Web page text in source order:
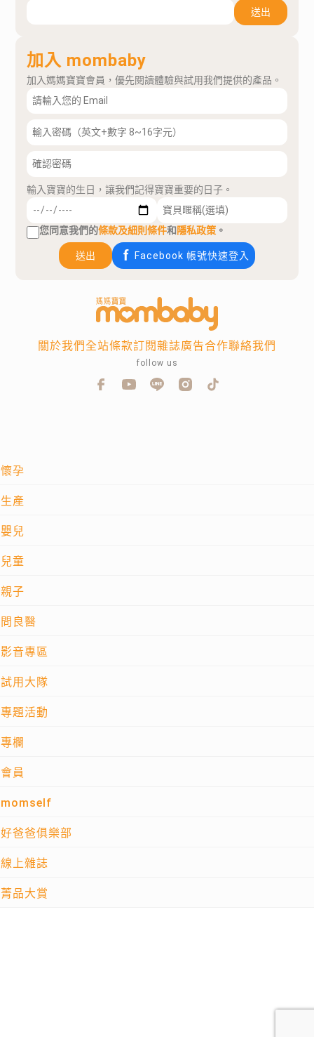
送出
加入 mombaby
加入媽媽寶寶會員，優先閱讀體驗與試用我們提供的產品。
輸入寶寶的生日，讓我們記得寶寶重要的日子。
您同意我們的條款及細則條件和隱私政策 。
送出 Facebook 帳號快速登入
懷孕
生產
嬰兒
兒童
親子
問良醫
影音專區
試用大隊
專題活動
專欄
會員
momself
好爸爸俱樂部
線上雜誌
菁品大賞
關於我們全站條款訂閱雜誌廣告合作聯絡我們
follow us